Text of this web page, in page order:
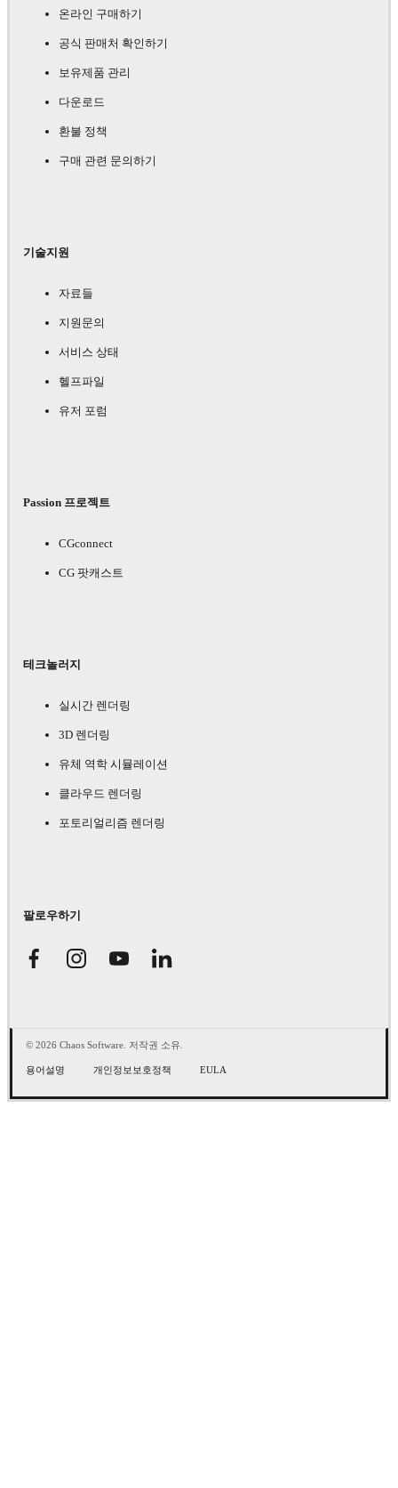
온라인 구매하기
공식 판매처 확인하기
보유제품 관리
다운로드
환불 정책
구매 관련 문의하기
기술지원
자료들
지원문의
서비스 상태
헬프파일
유저 포럼
Passion 프로젝트
CGconnect
CG 팟캐스트
테크놀러지
실시간 렌더링
3D 렌더링
유체 역학 시뮬레이션
클라우드 렌더링
포토리얼리즘 렌더링
팔로우하기
© 2026 Chaos Software. 저작권 소유.
용어설명 개인정보보호정책 EULA